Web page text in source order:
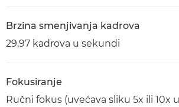
Brzina smenjivanja kadrova
29,97 kadrova u sekundi
Fokusiranje
Ručni fokus (uvećava sliku 5x ili 10x